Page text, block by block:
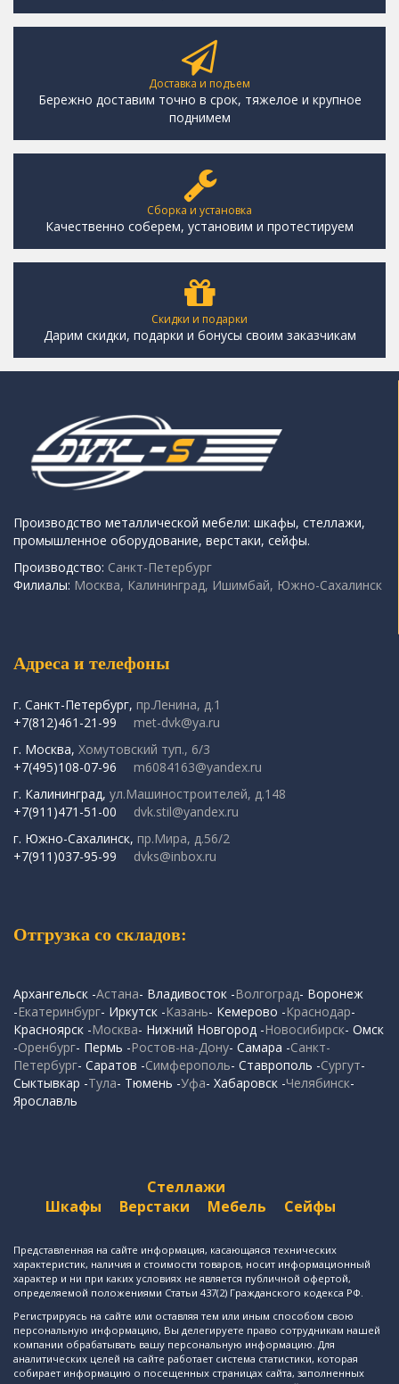
Доставка и подъем
Бережно доставим точно в срок, тяжелое и крупное
поднимем
Сборка и установка
Качественно соберем, установим и протестируем
Скидки и подарки
Дарим скидки, подарки и бонусы своим заказчикам
Производство металлической мебели: шкафы, стеллажи,
промышленное оборудование, верстаки, сейфы.
Производство: Санкт-Петербург
Филиалы: Москва, Калининград, Ишимбай, Южно-Сахалинск
Адреса и телефоны
г. Санкт-Петербург, пр.Ленина, д.1
+7(812)461-21-99
met-dvk@ya.ru
г. Москва, Хомутовский туп., 6/3
+7(495)108-07-96
m6084163@yandex.ru
г. Калининград, ул.Машиностроителей, д.148
+7(911)471-51-00
dvk.stil@yandex.ru
г. Южно-Сахалинск, пр.Мира, д.56/2
+7(911)037-95-99
dvks@inbox.ru
Отгрузка со складов:
Архангельск -Астана- Владивосток -Волгоград- Воронеж
-Екатеринбург- Иркутск -Казань- Кемерово -Краснодар-
Красноярск -Москва- Нижний Новгород -Новосибирск- Омск
-Оренбург- Пермь -Ростов-на-Дону- Самара -Санкт-
Петербург- Саратов -Симферополь- Ставрополь -Сургут-
Сыктывкар -Тула- Тюмень -Уфа- Хабаровск -Челябинск-
Ярославль
Стеллажи
Шкафы
Верстаки Мебель Сейфы
Представленная на сайте информация, касающаяся технических
характеристик, наличия и стоимости товаров, носит информационный
характер и ни при каких условиях не является публичной офертой,
определяемой положениями Статьи 437(2) Гражданского кодекса РФ.
Регистрируясь на сайте или оставляя тем или иным способом свою
персональную информацию, Вы делегируете право сотрудникам нашей
компании обрабатывать вашу персональную информацию. Для
аналитических целей на сайте работает система статистики, которая
собирает информацию о посещенных страницах сайта, заполненных